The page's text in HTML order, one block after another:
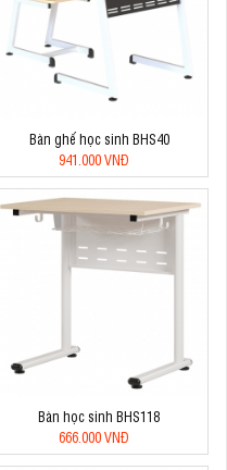
Bàn ghế học sinh BHS40
941.000 VNĐ
Bàn học sinh BHS118
666.000 VNĐ